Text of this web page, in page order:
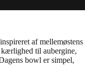
af mellemøstens
til aubergine,
bowl er simpel,